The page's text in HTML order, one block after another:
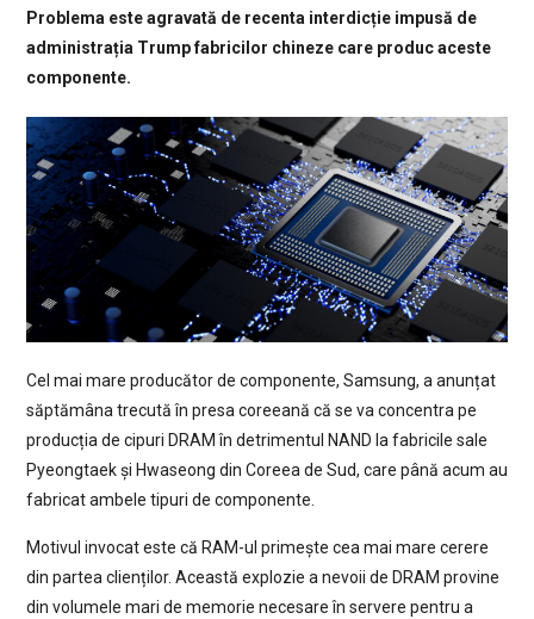
Problema este agravată de recenta interdicție impusă de
administrația Trump fabricilor chineze care produc aceste
componente.
Cel mai mare producător de componente, Samsung, a anunțat
săptămâna trecută în presa coreeană că se va concentra pe
producția de cipuri DRAM în detrimentul NAND la fabricile sale
Pyeongtaek și Hwaseong din Coreea de Sud, care până acum au
fabricat ambele tipuri de componente.
Motivul invocat este că RAM-ul primește cea mai mare cerere
din partea clienților. Această explozie a nevoii de DRAM provine
din volumele mari de memorie necesare în servere pentru a